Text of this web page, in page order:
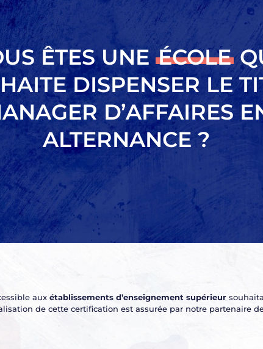
ÊTES UNEÉCOLE
DISPENSER LE
D’AFFAIRES
ALTERNANCE ?
auxétablissements d’enseignement supérieur
de cette certification est assurée par notre partenaire